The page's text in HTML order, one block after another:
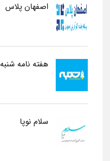
اصفهان پلاس
هفته نامه شنبه
سلام نوپا